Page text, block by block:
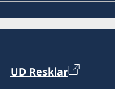
UD Resklar